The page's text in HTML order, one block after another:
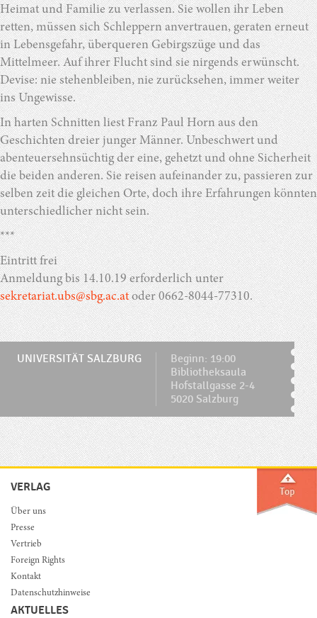
Heimat und Familie zu verlassen. Sie wollen ihr Leben
retten, müssen sich Schleppern anvertrauen, geraten erneut
in Lebensgefahr, überqueren Gebirgszüge und das
Mittelmeer. Auf ihrer Flucht sind sie nirgends erwünscht.
Devise: nie stehenbleiben, nie zurücksehen, immer weiter
ins Ungewisse.
In harten Schnitten liest Franz Paul Horn aus den
Geschichten dreier junger Männer. Unbeschwert und
abenteuersehnsüchtig der eine, gehetzt und ohne Sicherheit
die beiden anderen. Sie reisen aufeinander zu, passieren zur
selben zeit die gleichen Orte, doch ihre Erfahrungen könnten
unterschiedlicher nicht sein.
***
Eintritt frei
Anmeldung bis 14.10.19 erforderlich unter
sekretariat.ubs@sbg.ac.atoder 0662-8044-77310.
UNIVERSITÄT SALZBURG
Beginn: 19:00
Bibliotheksaula
Hofstallgasse 2-4
5020 Salzburg
VERLAG
Über uns
Presse
Vertrieb
Foreign Rights
Kontakt
Datenschutzhinweise
AKTUELLES